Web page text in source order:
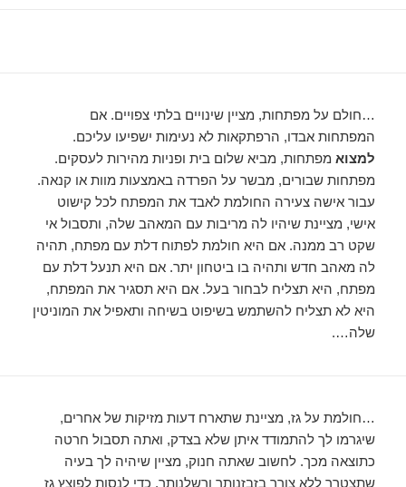
…חולם על מפתחות, מציין שינויים בלתי צפויים. אם
המפתחות אבדו, הרפתקאות לא נעימות ישפיעו עליכם.
למצוא מפתחות, מביא שלום בית ופניות מהירות לעסקים.
מפתחות שבורים, מבשר על הפרדה באמצעות מוות או קנאה.
עבור אישה צעירה החולמת לאבד את המפתח לכל קישוט
אישי, מציינת שיהיו לה מריבות עם המאהב שלה, ותסבול אי
שקט רב ממנה. אם היא חולמת לפתוח דלת עם מפתח, תהיה
לה מאהב חדש ותהיה בו ביטחון יתר. אם היא תנעל דלת עם
מפתח, היא תצליח לבחור בעל. אם היא תסגיר את המפתח,
היא לא תצליח להשתמש בשיפוט בשיחה ותאפיל את המוניטין
שלה….
…חולמת על גז, מציינת שתארח דעות מזיקות של אחרים,
שיגרמו לך להתמודד איתן שלא בצדק, ואתה תסבול חרטה
כתוצאה מכך. לחשוב שאתה חנוק, מציין שיהיה לך בעיה
שתצטרך ללא צורך בזבזנותך ורשלנותך. כדי לנסות לפוצץ גז